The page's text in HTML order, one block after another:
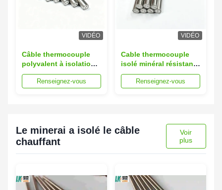
VIDÉO
Câble thermocouple
polyvalent à isolation
minérale, doté des
types K N E J T S R B,
Renseignez-vous
VIDÉO
Cable thermocouple
isolé minéral résistant
à l'oxydation avec une
plage de température
Renseignez-vous
Le minerai a isolé le câble
chauffant
Voir
plus